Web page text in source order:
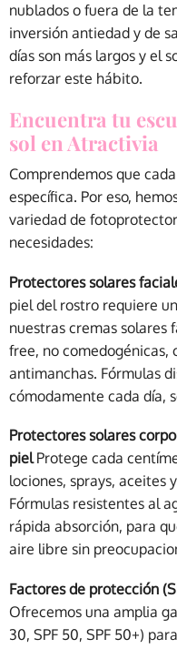
nublados o fuera de la
inversión antiedad y de
días son más largos y el
reforzar este hábito.
Encuentra tu
sol en Atractivia
Comprendemos que
específica. Por eso,
variedad de
necesidades:
Protectores solares
piel del rostro requiere
nuestras cremas solares
free, no comedogénicas,
antimanchas. Fórmulas
cómodamente cada día,
Protectores solares
pielProtege cada
lociones, sprays, aceites
Fórmulas resistentes al
rápida absorción, para
aire libre sin
Factores de protección
Ofrecemos una amplia
30, SPF 50, SPF 50+)